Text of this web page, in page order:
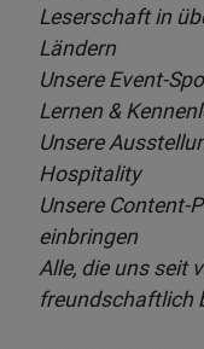
Leserschaft in
Ländern
Unsere Event-
Lernen &
Unsere
Hospitality
Unsere Content-
einbringen
Alle, die uns seit
freundschaftlich